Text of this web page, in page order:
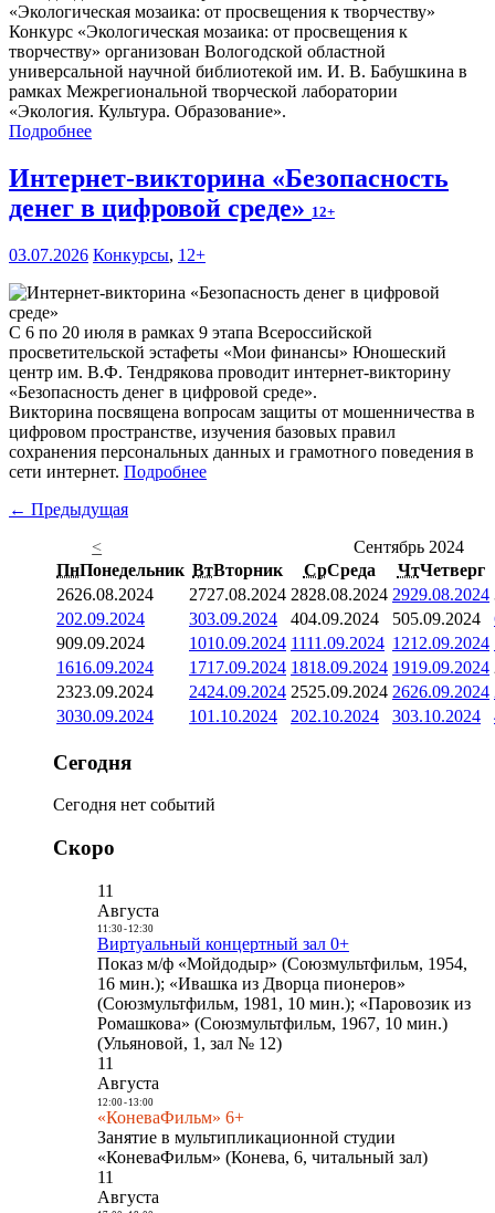
Конкурс «Экологическая мозаика: от просвещения к
творчеству» организован Вологодской областной
универсальной научной библиотекой им. И. В. Бабушкина в
рамках Межрегиональной творческой лаборатории
«Экология. Культура. Образование».
Подробнее
Интернет-викторина «Безопасность
денег в цифровой среде» 12+
03.07.2026 Конкурсы, 12+
С 6 по 20 июля в рамках 9 этапа Всероссийской
просветительской эстафеты «Мои финансы» Юношеский
центр им. В.Ф. Тендрякова проводит интернет-викторину
«Безопасность денег в цифровой среде».
Викторина посвящена вопросам защиты от мошенничества в
цифровом пространстве, изучения базовых правил
сохранения персональных данных и грамотного поведения в
сети интернет. Подробнее
← Предыдущая
<
Сентябрь 2024
ПнПонедельник ВтВторник СрСреда ЧтЧетверг
2626.08.2024 2727.08.2024 2828.08.2024 2929.08.2024
202.09.2024 303.09.2024 404.09.2024 505.09.2024
909.09.2024 1010.09.2024 1111.09.2024 1212.09.2024
1616.09.2024 1717.09.2024 1818.09.2024 1919.09.2024
2323.09.2024 2424.09.2024 2525.09.2024 2626.09.2024
3030.09.2024 101.10.2024 202.10.2024 303.10.2024
Сегодня
Сегодня нет событий
Скоро
11
Августа
11:30- 12:30
Виртуальный концертный зал 0+
Показ м/ф «Мойдодыр» (Союзмультфильм, 1954,
16 мин.); «Ивашка из Дворца пионеров»
(Союзмультфильм, 1981, 10 мин.); «Паровозик из
Ромашкова» (Союзмультфильм, 1967, 10 мин.)
(Ульяновой, 1, зал № 12)
11
Августа
12:00- 13:00
«КоневаФильм» 6+
Занятие в мультипликационной студии
«КоневаФильм» (Конева, 6, читальный зал)
11
Августа